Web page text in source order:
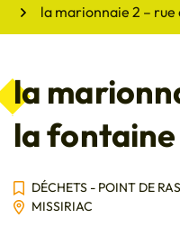
la marionnaie 2 –
la
la
DÉCHETS - POINT DE
MISSIRIAC